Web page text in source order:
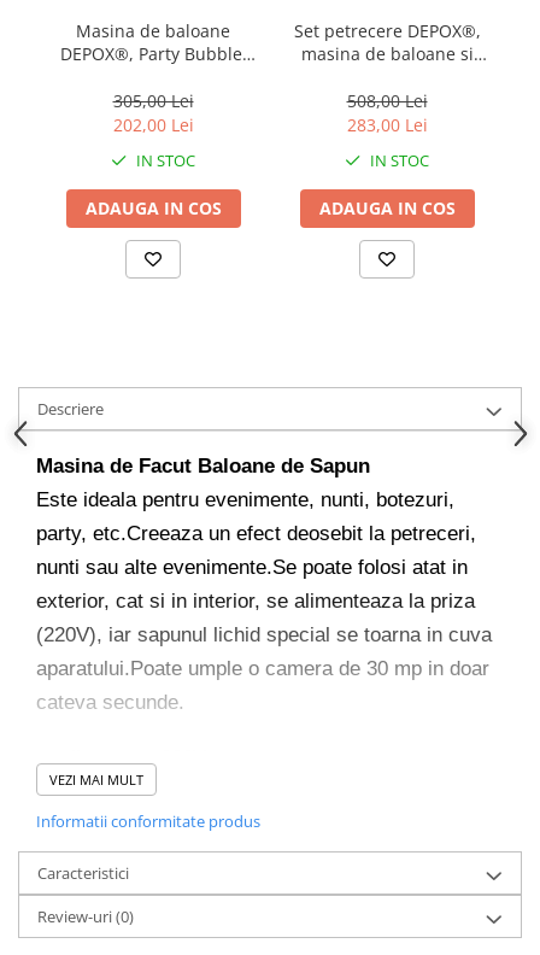
CASA SI GRADINA
Cutite japoneze
Cutite macelarie
Accesorii gratar
Accesorii mese si scaune
Ascutitoare si seturi de ascutire
cutite
Corpuri de iluminat
Electrocasnice
Incubatoare oua
Mori cereale si furaje
ELECTRONICE
Baterii telefoane
Baterii si acumulatori
Cantare electronice comerciale
Casti audio telefoane
Masini de gaurit si insurubat
INSTRUMENTE MUZICALE
Accesorii chitara
Accesorii vioara-viola
Masina de baloane
DEPOX®, Party Bubble,
argintie, telecomanda
inclusa
305,00 Lei
202,00 Lei
IN STOC
ADAUGA IN COS
Set petrecere DEPOX®,
masina de baloane si
inclusa
508,00 Lei
283,00 Lei
IN STOC
ADAUGA IN COS
Descriere
Masina de Facut Baloane de Sapun
Este ideala pentru evenimente, nunti, botezuri,
party, etc.Creeaza un efect deosebit la petreceri,
nunti sau alte evenimente.Se poate folosi atat in
exterior, cat si in interior, se alimenteaza la priza
(220V), iar sapunul lichid special se toarna in cuva
aparatului.Poate umple o camera de 30 mp in doar
cateva secunde.
aproximativ 500-700 de baloane pe minut
functionare la 220 consum lichid cca-A 800 -1000
ml pe ora
produce baloane de sapun cu cu ajutorul jetului
de aer care trece prin orificii, alimentate cu
lichidul special
VEZI MAI MULT
Informatii conformitate produs
Caracteristici
Review-uri(0)